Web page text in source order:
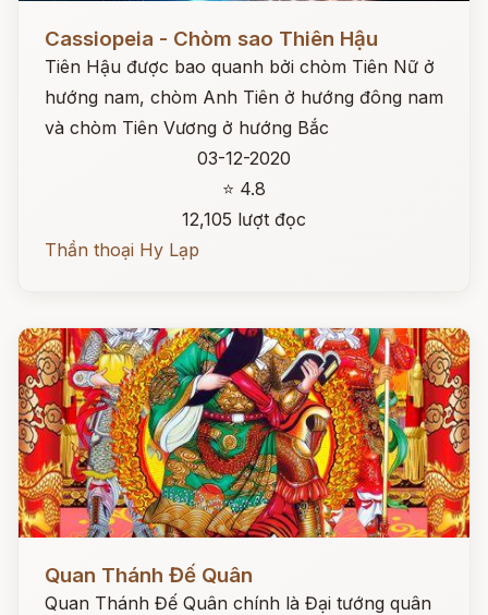
Cassiopeia - Chòm sao Thiên Hậu
Tiên Hậu được bao quanh bởi chòm Tiên Nữ ở
hướng nam, chòm Anh Tiên ở hướng đông nam
và chòm Tiên Vương ở hướng Bắc
03-12-2020
⭐ 4.8
12,105 lượt đọc
Thần thoại Hy Lạp
Quan Thánh Đế Quân
Quan Thánh Đế Quân chính là Đại tướng quân